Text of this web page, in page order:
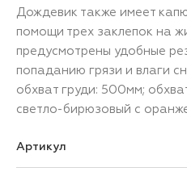
Дождевик также имеет
помощи трех заклепок на
предусмотрены удобные
попаданию грязи и влаги
обхват груди: 500мм;
светло-бирюзовый с
Артикул